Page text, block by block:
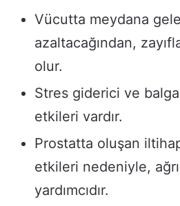
Vücutta meydana
azaltacağından,
olur.
Stres giderici ve
etkileri vardır.
Prostatta oluşan
etkileri nedeniyle,
yardımcıdır.